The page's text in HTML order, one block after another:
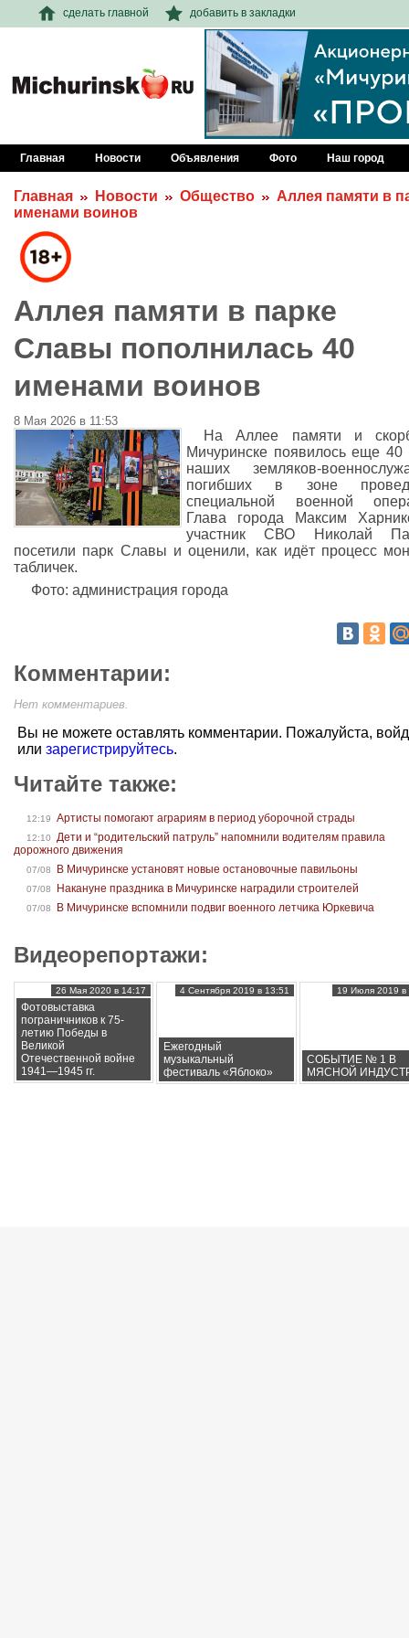
сделать главной добавить в закладки
Главная Новости Объявления Фото Наш город
Главная Новости Общество
Аллея памяти в
именами воинов
Аллея памяти в парке
Славы пополнилась 40
именами воинов
8 Мая 2026 в 11:53
На Аллее памяти и
Мичуринске появилось еще 40
наших земляков-
погибших в зоне
специальной военной
Глава города Максим
участник СВО Николай
посетили парк Славы и оценили, как идёт процесс
табличек.
Фото: администрация города
Комментарии:
Нет комментариев.
Вы не можете оставлять комментарии. Пожалуйста,
или зарегистрируйтесь.
Читайте также:
12:19 Артисты помогают аграриям в период уборочной страды
12:10
Дети и “родительский патруль” напомнили водителям правила
дорожного движения
07/08 В Мичуринске установят новые остановочные павильоны
07/08 Накануне праздника в Мичуринске наградили строителей
07/08 В Мичуринске вспомнили подвиг военного летчика Юркевича
Видеорепортажи:
Фотовыставка
пограничников к 75-
летию Победы в
Великой
Отечественной войне
1941—1945 гг.
26 Мая 2020 в 14:17
Ежегодный
музыкальный
фестиваль «Яблоко»
4 Сентября 2019 в 13:51
СОБЫТИЕ № 1 В
МЯСНОЙ
19 Июля 2019 в